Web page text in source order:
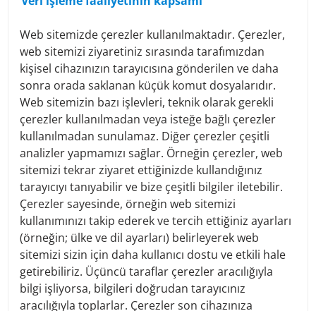
purposes it is processed.
processes may make it necessary to adapt this privacy
policy, we ask you to read this privacy policy regularly. The
privacy policy can be viewed at any time at
https://www.denizbank.at/en/customer-service/data-
protection
Should significant changes to this privacy policy be
necessary, we will of course inform you directly.
Controller
The controller within the meaning of the EU General Data
Protection Regulation (hereinafter: GDPR) and other
national data protection laws of the Member States as
well as other data protection regulations is:
Thomas-Klestil-Platz 1
A-1030 Vienna
Austria
Tel:+43 (0) 505-105 2000
ContactCenter@denizbank.at
Web sitemizde çerezler kullanılmaktadır. Çerezler,
web sitemizi ziyaretiniz sırasında tarafımızdan
kişisel cihazınızın tarayıcısına gönderilen ve daha
sonra orada saklanan küçük komut dosyalarıdır.
Web sitemizin bazı işlevleri, teknik olarak gerekli
çerezler kullanılmadan veya isteğe bağlı çerezler
kullanılmadan sunulamaz. Diğer çerezler çeşitli
analizler yapmamızı sağlar. Örneğin çerezler, web
sitemizi tekrar ziyaret ettiğinizde kullandığınız
tarayıcıyı tanıyabilir ve bize çeşitli bilgiler iletebilir.
Çerezler sayesinde, örneğin web sitemizi
kullanımınızı takip ederek ve tercih ettiğiniz ayarları
(örneğin; ülke ve dil ayarları) belirleyerek web
sitemizi sizin için daha kullanıcı dostu ve etkili hale
getirebiliriz. Üçüncü taraflar çerezler aracılığıyla
bilgi işliyorsa, bilgileri doğrudan tarayıcınız
aracılığıyla toplarlar. Çerezler son cihazınıza